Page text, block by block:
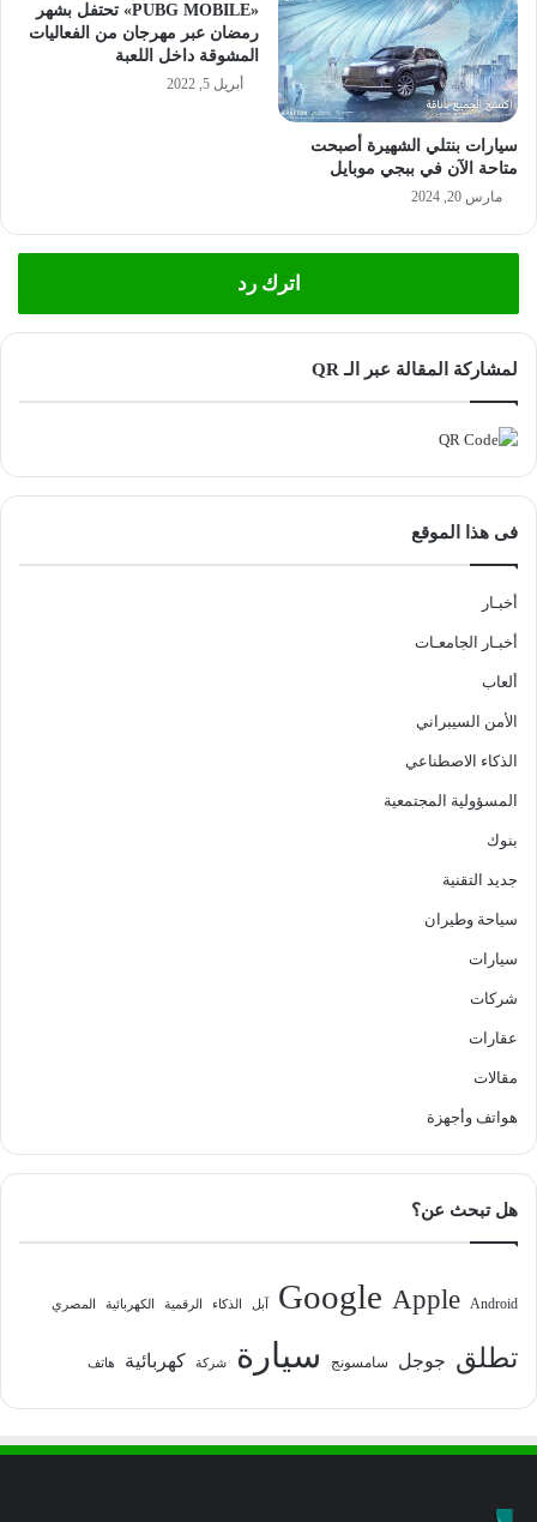
سيارات بنتلي الشهيرة أصبحت
متاحة الآن في ببجي موبايل
مارس 20, 2024
«PUBG MOBILE» تحتفل بشهر
رمضان عبر مهرجان من الفعاليات
المشوقة داخل اللعبة
أبريل 5, 2022
اترك رد
لمشاركة المقالة عبر الـ QR
فى هذا الموقع
أخبـار
أخبـار الجامعـات
ألعاب
الأمن السيبراني
الذكاء الاصطناعي
المسؤولية المجتمعية
بنوك
جديد التقنية
سياحة وطيران
سيارات
شركات
عقارات
مقالات
هواتف وأجهزة
هل تبحث عن؟
Android
Apple
Google آبل الذكاء الرقمية الكهربائية المصري
تطلق جوجل سامسونج سيارة شركة كهربائية هاتف